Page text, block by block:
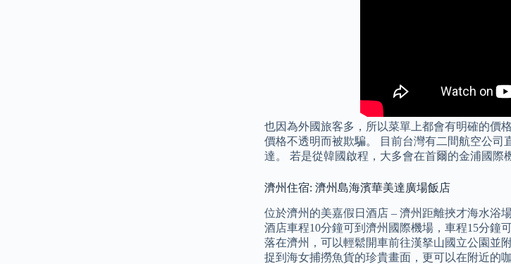
也因為外國旅客多，所以菜單上都會有明確的價
價格不透明而被欺騙。 目前台灣有二間航空公司
達。 若是從韓國啟程，大多會在首爾的金浦國際
濟州住宿: 濟州島海濱華美達廣場飯店
位於濟州的美嘉假日酒店 – 濟州距離挾才海水浴
酒店車程10分鐘可到濟州國際機場，車程15分鐘
落在濟州，可以輕鬆開車前往漢拏山國立公園並
捉到海女捕撈魚貨的珍貴畫面，更可以在附近的